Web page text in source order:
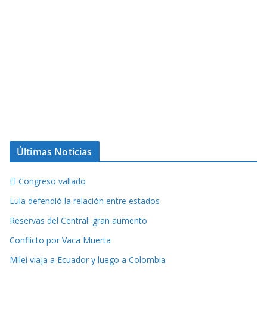
Últimas Noticias
El Congreso vallado
Lula defendió la relación entre estados
Reservas del Central: gran aumento
Conflicto por Vaca Muerta
Milei viaja a Ecuador y luego a Colombia